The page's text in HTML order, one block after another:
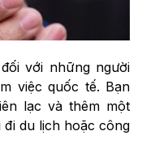
với những người
việc quốc tế. Bạn
lạc và thêm một
du lịch hoặc công